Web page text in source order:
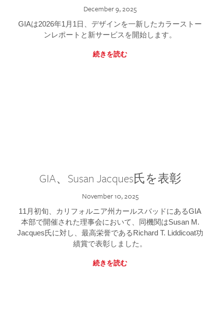
December 9, 2025
GIAは2026年1月1日、デザインを一新したカラーストー
ンレポートと新サービスを開始します。
続きを読む
GIA、Susan Jacques氏を表彰
November 10, 2025
11月初旬、カリフォルニア州カールスバッドにあるGIA
本部で開催された理事会において、同機関はSusan M.
Jacques氏に対し、最高栄誉であるRichard T. Liddicoat功
績賞で表彰しました。
続きを読む